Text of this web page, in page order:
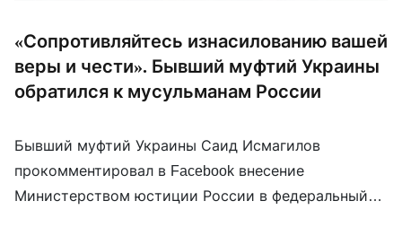
«Сопротивляйтесь изнасилованию вашей
веры и чести». Бывший муфтий Украины
обратился к мусульманам России
Бывший муфтий Украины Саид Исмагилов
прокомментировал в Facebook внесение
Министерством юстиции России в федеральный